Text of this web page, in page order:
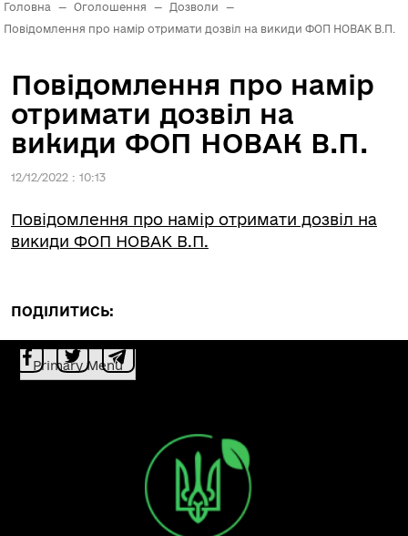
Головна — Оголошення — Дозволи
—
Повідомлення про намір отримати дозвіл на викиди ФОП НОВАК В.П.
Повідомлення про намір
отримати дозвіл на
викиди ФОП НОВАК В.П.
12/12/2022 : 10:13
Повідомлення про намір отримати дозвіл на
викиди ФОП НОВАК В.П.
ПОДІЛИТИСЬ:
Primary Menu